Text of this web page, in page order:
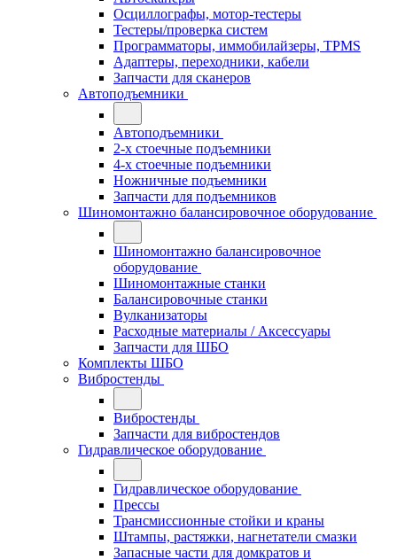
Осциллографы, мотор-тестеры
Тестеры/проверка систем
Программаторы, иммобилайзеры, TPMS
Адаптеры, переходники, кабели
Запчасти для сканеров
Автоподъемники
Автоподъемники
2-х стоечные подъемники
4-х стоечные подъемники
Ножничные подъемники
Запчасти для подъемников
Шиномонтажно балансировочное оборудование
Шиномонтажно балансировочное
оборудование
Шиномонтажные станки
Балансировочные станки
Вулканизаторы
Расходные материалы / Аксессуары
Запчасти для ШБО
Комплекты ШБО
Вибростенды
Вибростенды
Запчасти для вибростендов
Гидравлическое оборудование
Гидравлическое оборудование
Прессы
Трансмиссионные стойки и краны
Штампы, растяжки, нагнетатели смазки
Запасные части для домкратов и